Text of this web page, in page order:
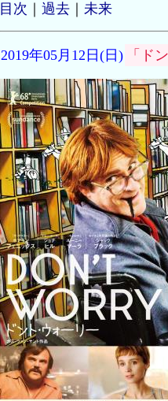
目次 過去 未来
2019年05月12日(日) 「ド